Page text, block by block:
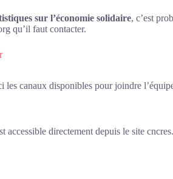
sur l’économie solidaire, c’est
qu’il faut contacter.
canaux disponibles pour joindre
directement depuis le site